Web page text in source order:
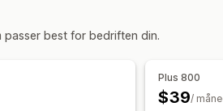
Produktanbefalinger
Billettutstedelse
passer best for bedriften din.
Plus 800
$39/